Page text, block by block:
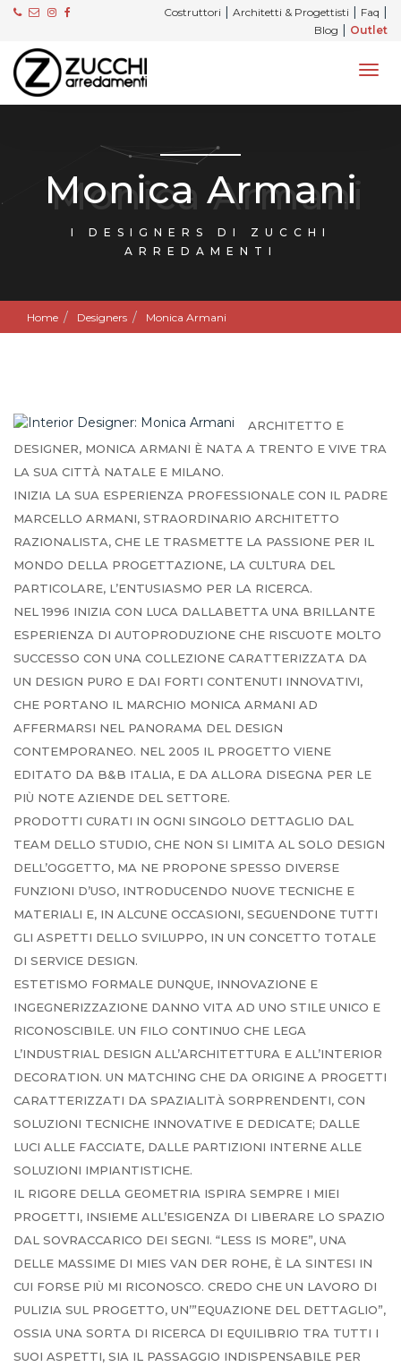
Costruttori | Architetti & Progettisti | Faq |
Blog | Outlet
Monica Armani
I DESIGNERS DI ZUCCHI
ARREDAMENTI
Home Designers Monica Armani
ARCHITETTO E
DESIGNER, MONICA ARMANI È NATA A TRENTO E VIVE TRA
LA SUA CITTÀ NATALE E MILANO.
INIZIA LA SUA ESPERIENZA PROFESSIONALE CON IL PADRE
MARCELLO ARMANI, STRAORDINARIO ARCHITETTO
RAZIONALISTA, CHE LE TRASMETTE LA PASSIONE PER IL
MONDO DELLA PROGETTAZIONE, LA CULTURA DEL
PARTICOLARE, L’ENTUSIASMO PER LA RICERCA.
NEL 1996 INIZIA CON LUCA DALLABETTA UNA BRILLANTE
ESPERIENZA DI AUTOPRODUZIONE CHE RISCUOTE MOLTO
SUCCESSO CON UNA COLLEZIONE CARATTERIZZATA DA
UN DESIGN PURO E DAI FORTI CONTENUTI INNOVATIVI,
CHE PORTANO IL MARCHIO MONICA ARMANI AD
AFFERMARSI NEL PANORAMA DEL DESIGN
CONTEMPORANEO. NEL 2005 IL PROGETTO VIENE
EDITATO DA B&B ITALIA, E DA ALLORA DISEGNA PER LE
PIÙ NOTE AZIENDE DEL SETTORE.
PRODOTTI CURATI IN OGNI SINGOLO DETTAGLIO DAL
TEAM DELLO STUDIO, CHE NON SI LIMITA AL SOLO DESIGN
DELL’OGGETTO, MA NE PROPONE SPESSO DIVERSE
FUNZIONI D’USO, INTRODUCENDO NUOVE TECNICHE E
MATERIALI E, IN ALCUNE OCCASIONI, SEGUENDONE TUTTI
GLI ASPETTI DELLO SVILUPPO, IN UN CONCETTO TOTALE
DI SERVICE DESIGN.
ESTETISMO FORMALE DUNQUE, INNOVAZIONE E
INGEGNERIZZAZIONE DANNO VITA AD UNO STILE UNICO E
RICONOSCIBILE. UN FILO CONTINUO CHE LEGA
L’INDUSTRIAL DESIGN ALL’ARCHITETTURA E ALL’INTERIOR
DECORATION. UN MATCHING CHE DA ORIGINE A PROGETTI
CARATTERIZZATI DA SPAZIALITÀ SORPRENDENTI, CON
SOLUZIONI TECNICHE INNOVATIVE E DEDICATE; DALLE
LUCI ALLE FACCIATE, DALLE PARTIZIONI INTERNE ALLE
SOLUZIONI IMPIANTISTICHE.
IL RIGORE DELLA GEOMETRIA ISPIRA SEMPRE I MIEI
PROGETTI, INSIEME ALL’ESIGENZA DI LIBERARE LO SPAZIO
DAL SOVRACCARICO DEI SEGNI. “LESS IS MORE”, UNA
DELLE MASSIME DI MIES VAN DER ROHE, È LA SINTESI IN
CUI FORSE PIÙ MI RICONOSCO. CREDO CHE UN LAVORO DI
PULIZIA SUL PROGETTO, UN’”EQUAZIONE DEL DETTAGLIO”,
OSSIA UNA SORTA DI RICERCA DI EQUILIBRIO TRA TUTTI I
SUOI ASPETTI, SIA IL PASSAGGIO INDISPENSABILE PER